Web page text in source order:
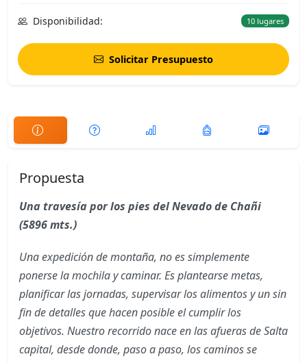
Disponibilidad: 10 lugares
Solicitar Presupuesto
Propuesta
Una travesía por los pies del Nevado de Chañi
(5896 mts.)
Una expedición de montaña, no es simplemente
ponerse la mochila y caminar. Es plantearse metas,
planificar las jornadas, supervisar los alimentos y un sin
fin de detalles que hacen posible el cumplir los
objetivos. Nuestro recorrido nace en las afueras de Salta
capital, desde donde, paso a paso, los caminos se